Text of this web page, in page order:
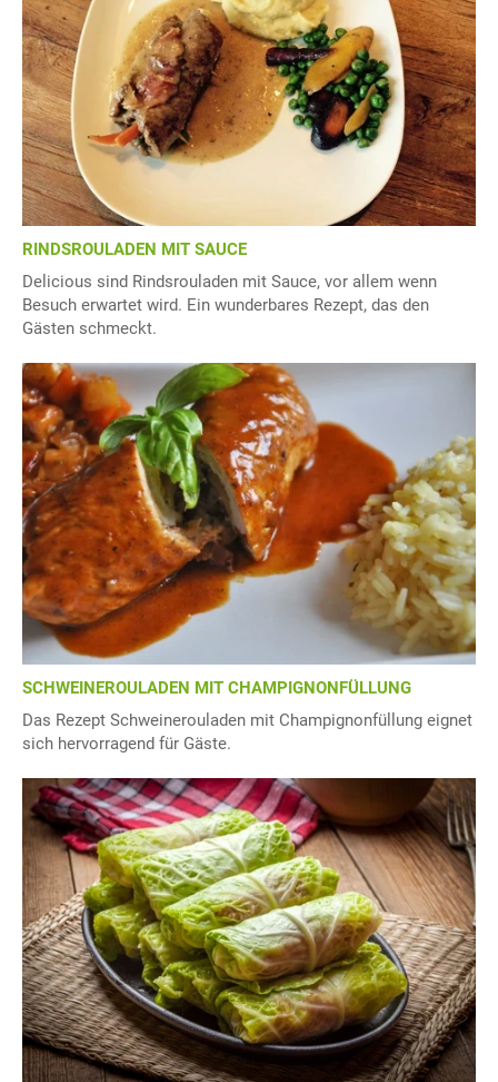
RINDSROULADEN MIT SAUCE
Delicious sind Rindsrouladen mit Sauce, vor allem wenn
Besuch erwartet wird. Ein wunderbares Rezept, das den
Gästen schmeckt.
SCHWEINEROULADEN MIT CHAMPIGNONFÜLLUNG
Das Rezept Schweinerouladen mit Champignonfüllung eignet
sich hervorragend für Gäste.